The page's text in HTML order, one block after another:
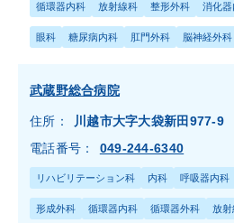
循環器内科 放射線科 整形外科 消化器
眼科 糖尿病内科 肛門外科 脳神経外科
武蔵野総合病院
住所：
川越市大字大袋新田977-9
電話番号：
049-244-6340
リハビリテーション科 内科 呼吸器内科
形成外科 循環器内科 循環器外科 放射